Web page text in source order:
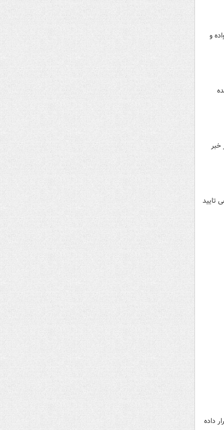
و
کانادا و...، رو به افزایش است و هر ماه حداقل ۲۵۰ گواهی تایید
آزار و اذیت قرار داده